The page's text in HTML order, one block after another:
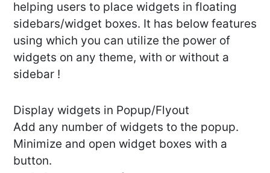
helping users to place widgets in floating
sidebars/widget boxes. It has below features
using which you can utilize the power of
widgets on any theme, with or without a
sidebar !
Display widgets in Popup/Flyout
Add any number of widgets to the popup.
Minimize and open widget boxes with a
button.